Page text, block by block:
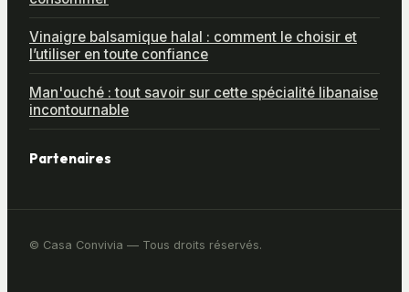
Vinaigre balsamique halal : comment le choisir et
l’utiliser en toute confiance
Man'ouché : tout savoir sur cette spécialité libanaise
incontournable
Partenaires
© Casa Convivia — Tous droits réservés.